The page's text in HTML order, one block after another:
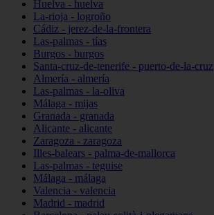
Huelva - huelva
La-rioja - logroño
Cádiz - jerez-de-la-frontera
Las-palmas - tías
Burgos - burgos
Santa-cruz-de-tenerife - puerto-de-la-cruz
Almería - almería
Las-palmas - la-oliva
Málaga - mijas
Granada - granada
Alicante - alicante
Zaragoza - zaragoza
Illes-balears - palma-de-mallorca
Las-palmas - teguise
Málaga - málaga
Valencia - valencia
Madrid - madrid